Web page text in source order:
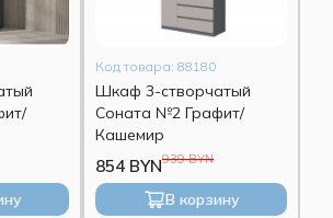
Код товара: 88180
Шкаф 3-створчатый
Соната №2 Графит/
Кашемир
939 BYN
854 BYN
В корзину